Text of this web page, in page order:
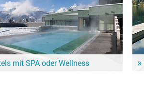
mit SPA oder Wellness